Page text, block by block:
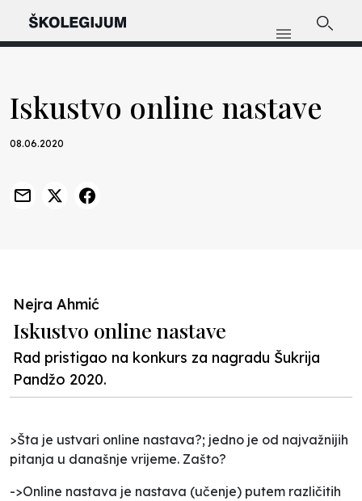
Iskustvo online nastave
08.06.2020
Nejra Ahmić
Iskustvo online nastave
Rad pristigao na konkurs za nagradu Šukrija
Pandžo 2020.
>Šta je ustvari online nastava?; jedno je od najvažnijih
pitanja u današnje vrijeme. Zašto?
->Online nastava je nastava (učenje) putem različitih